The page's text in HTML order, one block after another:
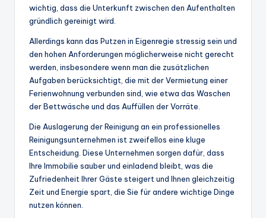
wichtig, dass die Unterkunft zwischen den Aufenthalten
gründlich gereinigt wird.
Allerdings kann das Putzen in Eigenregie stressig sein und
den hohen Anforderungen möglicherweise nicht gerecht
werden, insbesondere wenn man die zusätzlichen
Aufgaben berücksichtigt, die mit der Vermietung einer
Ferienwohnung verbunden sind, wie etwa das Waschen
der Bettwäsche und das Auffüllen der Vorräte.
Die Auslagerung der Reinigung an ein professionelles
Reinigungsunternehmen ist zweifellos eine kluge
Entscheidung. Diese Unternehmen sorgen dafür, dass
Ihre Immobilie sauber und einladend bleibt, was die
Zufriedenheit Ihrer Gäste steigert und Ihnen gleichzeitig
Zeit und Energie spart, die Sie für andere wichtige Dinge
nutzen können.